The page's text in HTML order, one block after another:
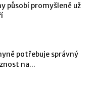
působí promyšleně už
potřebuje správný
na...